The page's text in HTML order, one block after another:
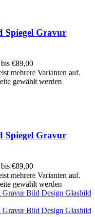
Spiegel Gravur
€89,00
mehrere Varianten auf.
gewählt werden
Spiegel Gravur
€89,00
mehrere Varianten auf.
gewählt werden